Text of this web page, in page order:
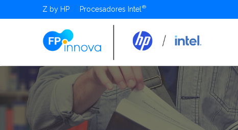
Z by HP Procesadores Intel